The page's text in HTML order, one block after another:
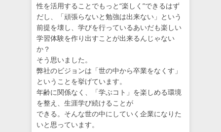
性を活用することでもっと“楽しく”できるはず
だし、「頑張らないと勉強は出来ない」という
前提を壊し、学びを行っているあいだも楽しい
学習体験を作り出すことが出来るんじゃない
か？
そう思いました。
弊社のビジョンは「世の中から卒業をなくす」
ということを挙げています。
年齢に関係なく、「学ぶコト」を楽しめる環境
を整え、生涯学び続けることが
できる。そんな世の中にしていく企業になりた
いと思っています。